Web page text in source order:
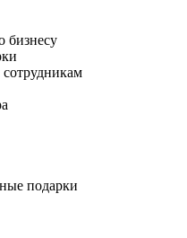
бизнесу
подарки